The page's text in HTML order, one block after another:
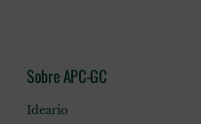
Sobre APC-GC
Ideario